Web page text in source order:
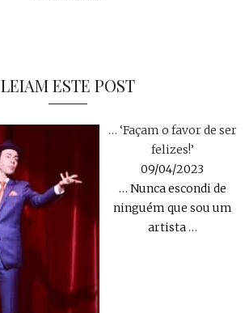
LEIAM ESTE POST
… ‘Façam o favor de ser
felizes!’
09/04/2023
… Nunca escondi de
ninguém que sou um
artista…